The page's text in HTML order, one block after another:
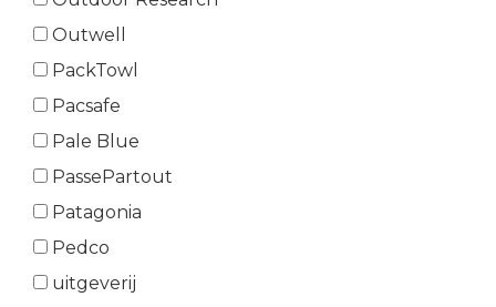
Outwell
PackTowl
Pacsafe
Pale Blue
PassePartout
Patagonia
Pedco
uitgeverij